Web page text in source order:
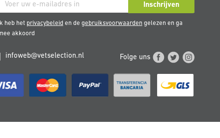
Inschrijven
Ik heb het privacybeleid en de gebruiksvoorwaarden gelezen en ga
akkoord
infoweb@vetselection.nl Folge uns